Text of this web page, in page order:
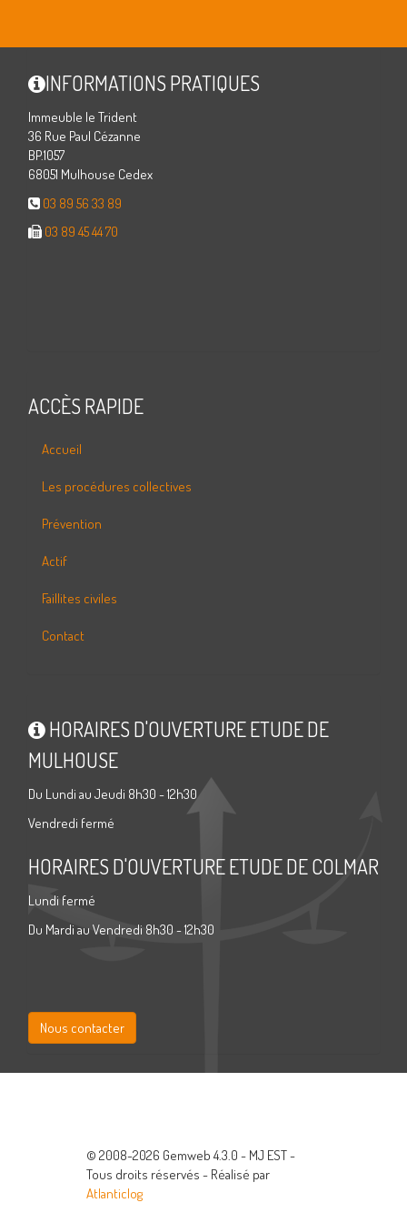
INFORMATIONS PRATIQUES
Immeuble le Trident
36 Rue Paul Cézanne
BP.1057
68051 Mulhouse Cedex
03 89 56 33 89
03 89 45 44 70
ACCÈS RAPIDE
Accueil
Les procédures collectives
Prévention
Actif
Faillites civiles
Contact
HORAIRES D'OUVERTURE ETUDE DE
MULHOUSE
Du Lundi au Jeudi 8h30 - 12h30
Vendredi fermé
HORAIRES D'OUVERTURE ETUDE DE COLMAR
Lundi fermé
Du Mardi au Vendredi 8h30 - 12h30
Nous contacter
© 2008-2026 Gemweb 4.3.0 - MJ EST -
Tous droits réservés - Réalisé par
Atlanticlog